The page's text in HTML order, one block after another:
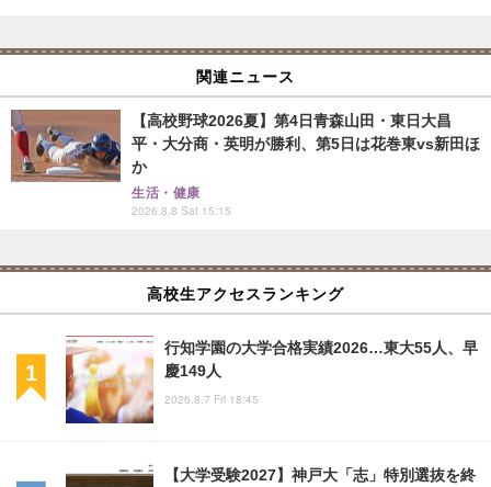
関連ニュース
【高校野球2026夏】第4日青森山田・東日大昌
平・大分商・英明が勝利、第5日は花巻東vs新田ほ
か
生活・健康
2026.8.8 Sat 15:15
高校生アクセスランキング
行知学園の大学合格実績2026…東大55人、早
慶149人
2026.8.7 Fri 18:45
【大学受験2027】神戸大「志」特別選抜を終